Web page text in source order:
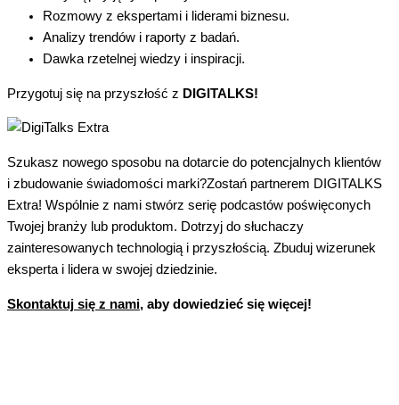
Rozmowy z ekspertami i liderami biznesu.
Analizy trendów i raporty z badań.
Dawka rzetelnej wiedzy i inspiracji.
Przygotuj się na przyszłość z DIGITALKS!
Szukasz nowego sposobu na dotarcie do potencjalnych klientów
i zbudowanie świadomości marki?Zostań partnerem DIGITALKS
Extra! Wspólnie z nami stwórz serię podcastów poświęconych
Twojej branży lub produktom. Dotrzyj do słuchaczy
zainteresowanych technologią i przyszłością. Zbuduj wizerunek
eksperta i lidera w swojej dziedzinie.
Skontaktuj się z nami, aby dowiedzieć się więcej!